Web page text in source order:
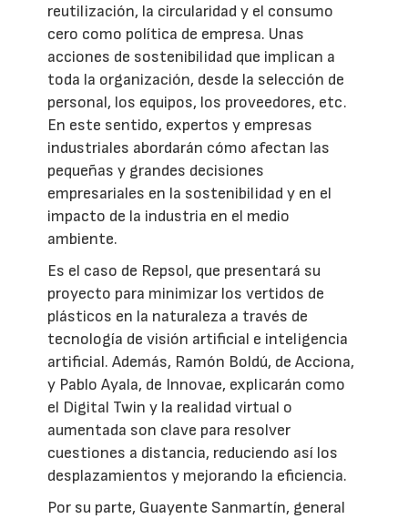
reutilización, la circularidad y el consumo
cero como política de empresa. Unas
acciones de sostenibilidad que implican a
toda la organización, desde la selección de
personal, los equipos, los proveedores, etc.
En este sentido, expertos y empresas
industriales abordarán cómo afectan las
pequeñas y grandes decisiones
empresariales en la sostenibilidad y en el
impacto de la industria en el medio
ambiente.
Es el caso de Repsol, que presentará su
proyecto para minimizar los vertidos de
plásticos en la naturaleza a través de
tecnología de visión artificial e inteligencia
artificial. Además, Ramón Boldú, de Acciona,
y Pablo Ayala, de Innovae, explicarán como
el Digital Twin y la realidad virtual o
aumentada son clave para resolver
cuestiones a distancia, reduciendo así los
desplazamientos y mejorando la eficiencia.
Por su parte, Guayente Sanmartín, general